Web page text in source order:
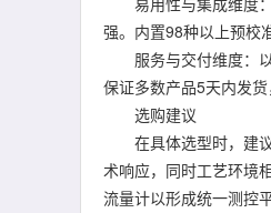
强。内置98种以上预校
服务与交付维度：以
保证多数产品5天内发
选购建议
在具体选型时，建议
术响应，同时工艺环境
流量计以形成统一测控